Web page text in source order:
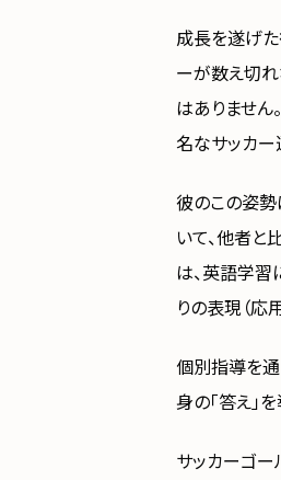
成長を遂げた
ーが数え切れ
はありません
名なサッカー
彼のこの姿勢
いて、他者と
は、英語学習
りの表現（応
個別指導を通
身の「答え」
サッカーゴー